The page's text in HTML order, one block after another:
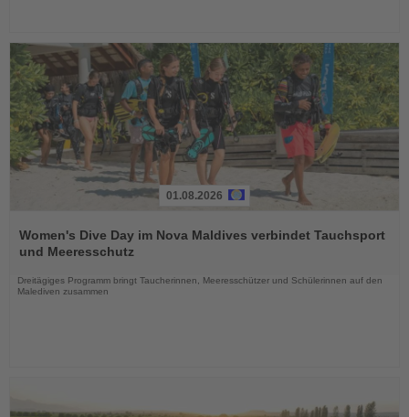
Sie
die
01.08.2026
Women's Dive Day im Nova Maldives verbindet Tauchsport
und Meeresschutz
Dreitägiges Programm bringt Taucherinnen, Meeresschützer und Schülerinnen auf den
Malediven zusammen